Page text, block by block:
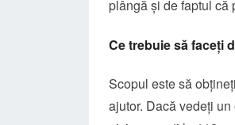
plângă și de faptul că
Ce trebuie să faceți
Scopul este să
ajutor. Dacă vedeți